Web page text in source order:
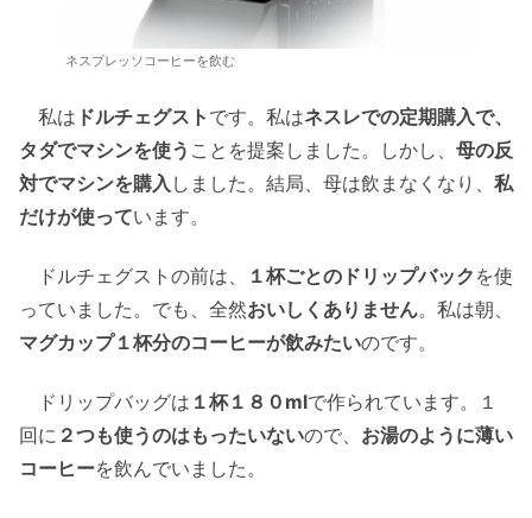
ネスプレッソコーヒーを飲む
私は ドルチェグスト です。私はネスレでの定期購入で、
タダでマシンを使う ことを提案しました。しかし、 母の反
対でマシンを購入 しました。結局、母は飲まなくなり、 私
だけが使っています。
ドルチェグストの前は、 １杯ごとのドリップバック を使
っていました。でも、全然おいしくありません。私は朝、
マグカップ１杯分のコーヒーが飲みたいのです。
ドリップバッグは １杯１８０mlで作られています。１
回に ２つも使うのはもったいないので、 お湯のように薄い
コーヒーを飲んでいました。